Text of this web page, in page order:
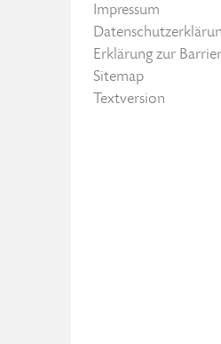
Impressum
Erklärung zur
Sitemap
Textversion